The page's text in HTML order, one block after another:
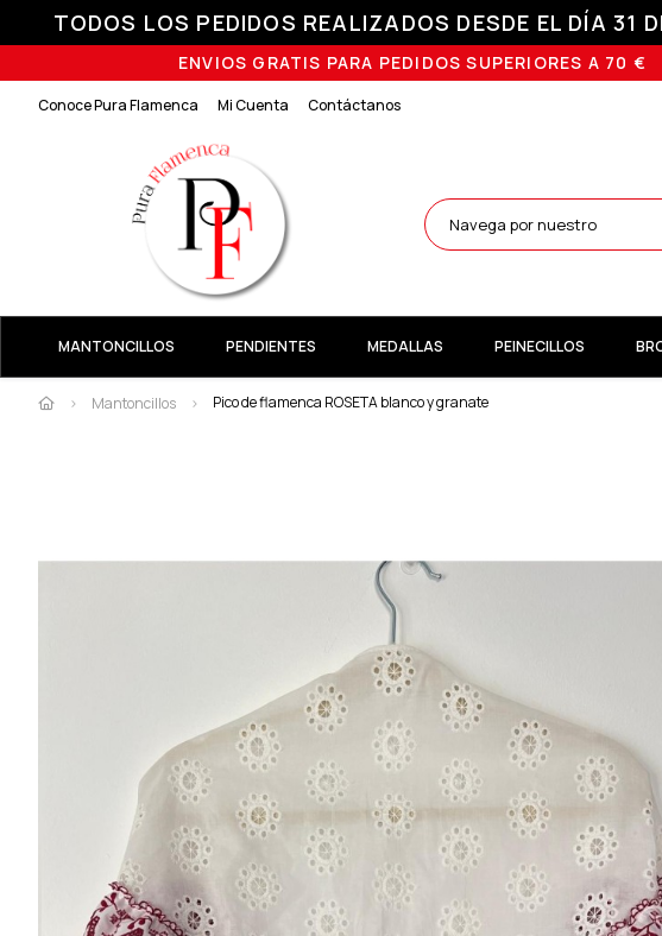
TODOS LOS PEDIDOS REALIZADOS DESDE EL DÍA 31
ENVIOS GRATIS PARA PEDIDOS SUPERIORES A 70 €
Conoce Pura Flamenca Mi Cuenta Contáctanos
MANTONCILLOS PENDIENTES MEDALLAS PEINECILLOS
Mantoncillos Pico de flamenca ROSETA blanco y granate